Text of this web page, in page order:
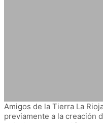
Amigos de la Tierra La
previamente a la creación